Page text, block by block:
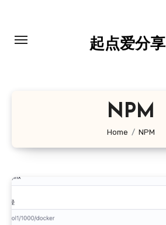
起点爱分享
NPM
Home NPM